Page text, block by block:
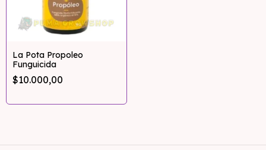
La Pota Propoleo
Funguicida
$10.000,00